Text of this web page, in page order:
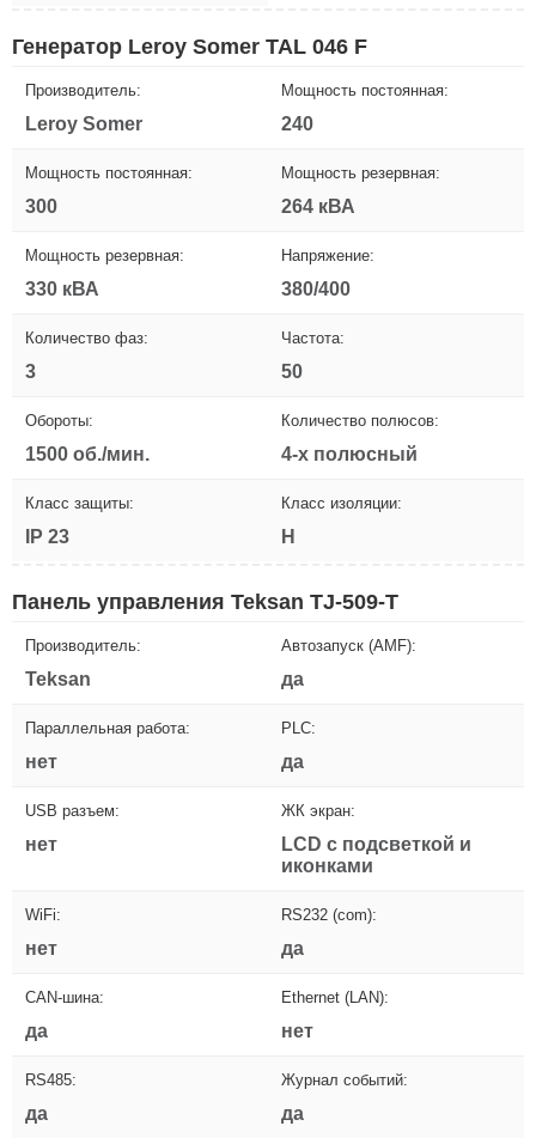
Генератор Leroy Somer TAL 046 F
Производитель:
Leroy Somer
Мощность постоянная:
240
Мощность постоянная:
300
Мощность резервная:
264 кВА
Мощность резервная:
330 кВА
Напряжение:
380/400
Количество фаз:
3
Частота:
50
Обороты:
1500 об./мин.
Количество полюсов:
4-х полюсный
Класс защиты:
IP 23
Класс изоляции:
H
Панель управления Teksan TJ-509-T
Производитель:
Teksan
Автозапуск (AMF):
да
Параллельная работа:
нет
PLC:
да
USB разъем:
нет
ЖК экран:
LCD с подсветкой и
иконками
WiFi:
нет
RS232 (com):
да
CAN-шина:
да
Ethernet (LAN):
нет
RS485:
да
Журнал событий:
да